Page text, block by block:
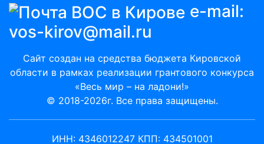
e-mail:
vos-kirov@mail.ru
Сайт создан на средства бюджета Кировской
области в рамках реализации грантового конкурса
«Весь мир – на ладони!»
© 2018-2026г. Все права защищены.
ИНН: 4346012247 КПП: 434501001